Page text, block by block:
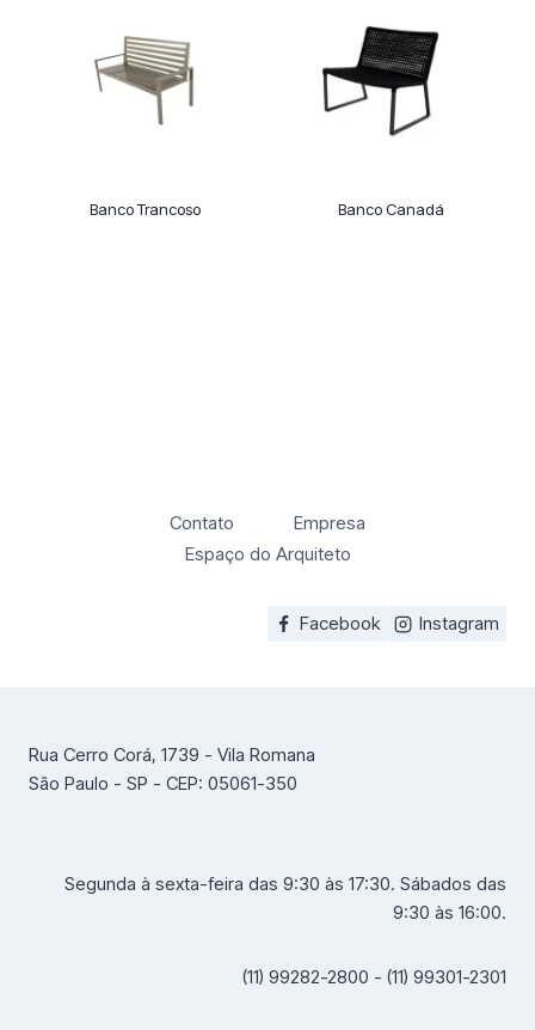
Banco Trancoso Banco Canadá
Contato
Empresa
Espaço do Arquiteto
Facebook Instagram
Rua Cerro Corá, 1739 - Vila Romana
São Paulo - SP - CEP: 05061-350
Segunda à sexta-feira das 9:30 às 17:30. Sábados das
9:30 às 16:00.
(11) 99282-2800 - (11) 99301-2301